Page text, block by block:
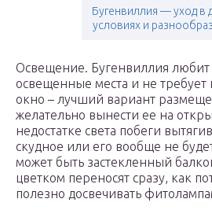
Бугенвиллия — уход в
условиях и
Освещение. Бугенвиллия
освещенные места и не
окно – лучший вариант
желательно вынести ее на
недостатке света побеги
скудное или его вообще не
может быть застекленный
цветком переносят сразу, как
полезно досвечивать